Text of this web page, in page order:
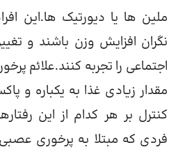
ملین ها یا دیورتیک ها.این
نگران افزایش وزن باشند و
اجتماعی را تجربه کنند.علائم
مقدار زیادی غذا به یکباره و
کنترل بر هر کدام از این
فردی که مبتلا به پرخوری